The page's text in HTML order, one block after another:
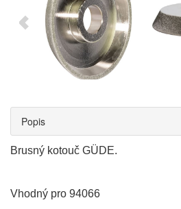
Popis
Brusný kotouč GÜDE.
Vhodný pro 94066